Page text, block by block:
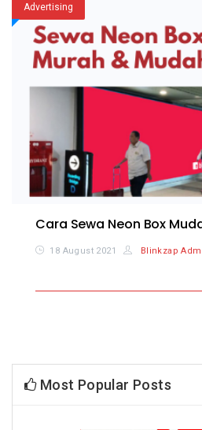
Advertising
Cara Sewa Neon Box
18 August 2021 Blinkzap
Most Popular Posts